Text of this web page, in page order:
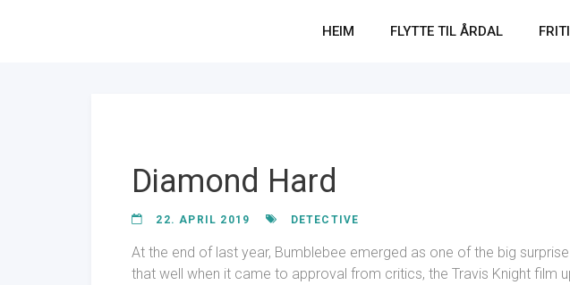
HEIM FLYTTE TIL ÅRDAL
Diamond Hard
22. APRIL 2019 DETECTIVE
At the end of last year, Bumblebee emerged as one of the big
that well when it came to approval from critics, the Travis Knight film